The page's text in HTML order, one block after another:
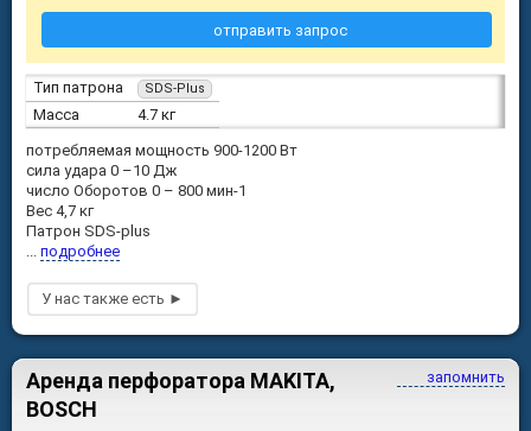
Тип патрона SDS-Plus
Масса
4.7 кг
потребляемая мощность 900-1200 Вт
сила удара 0 –10 Дж
число Оборотов 0 – 800 мин-1
Вес 4,7 кг
Патрон SDS-plus
... подробнее
отправить запрос
запомнить
Аренда перфоратора MAKITA,
BOSCH